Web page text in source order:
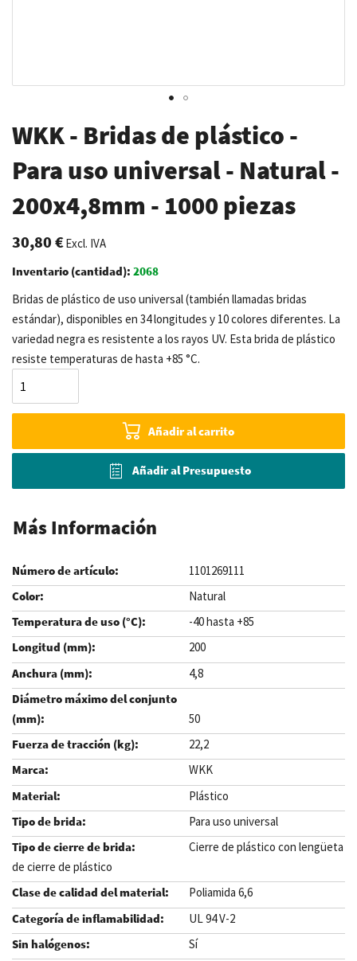
al
comienzo
de
la
galería
de
WKK - Bridas de plástico -
Para uso universal - Natural -
200x4,8mm - 1000 piezas
30,80 €Excl. IVA
Inventario (cantidad): 2068
Bridas de plástico de uso universal (también llamadas bridas
estándar), disponibles en 34 longitudes y 10 colores diferentes. La
variedad negra es resistente a los rayos UV. Esta brida de plástico
resiste temperaturas de hasta +85 °C.
Añadir al carrito
Añadir al Presupuesto
Más Información
1101269111
Natural
-40 hasta +85
200
4,8
50
22,2
WKK
Plástico
Para uso universal
Cierre de plástico con lengüeta
de cierre de plástico
Poliamida 6,6
UL 94 V-2
Sí